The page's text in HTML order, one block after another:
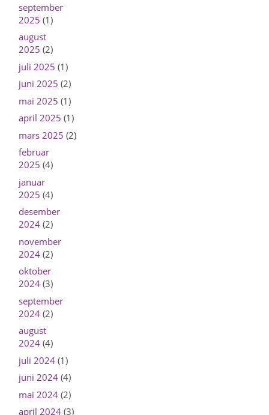
september
2025 (1)
august
2025 (2)
juli 2025 (1)
juni 2025 (2)
mai 2025 (1)
april 2025 (1)
mars 2025 (2)
februar
2025 (4)
januar
2025 (4)
desember
2024(2)
november
2024(2)
oktober
2024(3)
september
2024(2)
august
2024(4)
juli 2024(1)
juni 2024(4)
mai 2024(2)
april 2024(3)